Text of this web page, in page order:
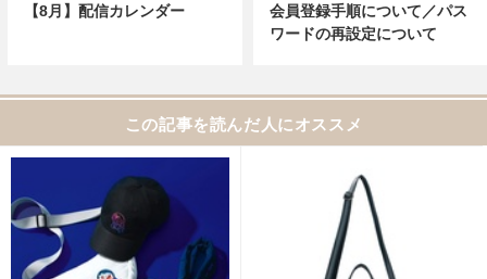
【8月】配信カレンダー
会員登録手順について／パス
ワードの再設定について
この記事を読んだ人にオススメ